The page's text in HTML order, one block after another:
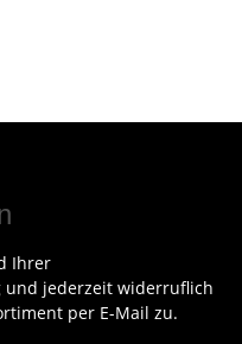
Ihrer
und jederzeit widerruflich
per E-Mail zu.